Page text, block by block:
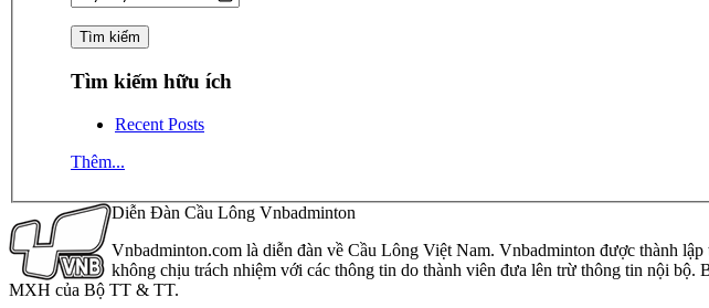
Tìm kiếm hữu ích
Recent Posts
Thêm...
Diễn Đàn Cầu Lông Vnbadminton
Vnbadminton.com là diễn đàn về Cầu Lông Việt Nam. Vnbadminton được thành
không chịu trách nhiệm với các thông tin do thành viên đưa lên trừ thông tin nội bộ.
MXH của Bộ TT & TT.